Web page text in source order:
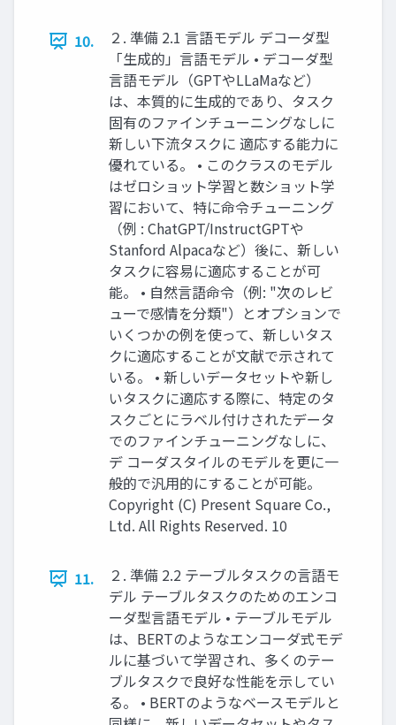
10.
２. 準備 2.1 言語モデル デコーダ型
「生成的」言語モデル • デコーダ型
言語モデル（GPTやLLaMaなど）
は、本質的に生成的であり、タスク
固有のファインチューニングなしに
新しい下流タスクに 適応する能力に
優れている。 • このクラスのモデル
はゼロショット学習と数ショット学
習において、特に命令チューニング
（例 : ChatGPT/InstructGPTや
Stanford Alpacaなど）後に、新しい
タスクに容易に適応することが可
能。 • 自然言語命令（例: "次のレビ
ューで感情を分類"）とオプションで
いくつかの例を使って、新しいタス
クに適応することが文献で示されて
いる。 • 新しいデータセットや新し
いタスクに適応する際に、特定のタ
スクごとにラベル付けされたデータ
でのファインチューニングなしに、
デ コーダスタイルのモデルを更に一
般的で汎用的にすることが可能。
Copyright (C) Present Square Co.,
Ltd. All Rights Reserved. 10
11.
２. 準備 2.2 テーブルタスクの言語モ
デル テーブルタスクのためのエンコ
ーダ型言語モデル • テーブルモデル
は、BERTのようなエンコーダ式モデ
ルに基づいて学習され、多くのテー
ブルタスクで良好な性能を示してい
る。 • BERTのようなベースモデルと